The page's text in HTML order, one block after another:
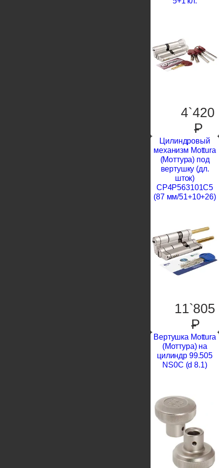
4`420
P
Цилиндровый
механизм Mottura
(Моттура) под
вертушку (дл.
шток)
CP4P563101C5
(87 мм/51+10+26)
11`805
P
Вертушка Mottura
(Моттура) на
цилиндр 99.505
NS0C (d 8.1)